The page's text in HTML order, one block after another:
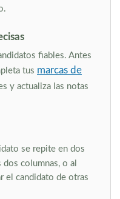
fiables. Antes
tus marcas de
y actualiza las notas
se repite en dos
columnas, o al
el candidato de otras